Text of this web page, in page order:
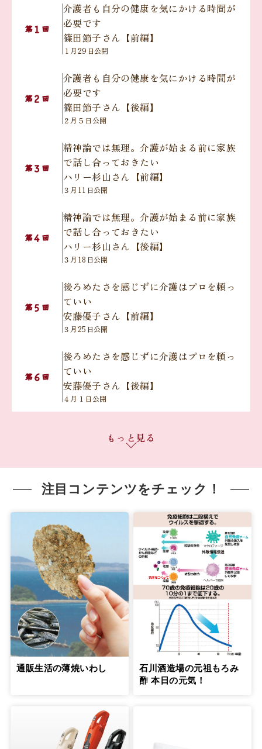
第１ 回
介護者も自分の健康を気にかける時間が
必要です
篠田節子さん【前編】
１月29日公開
第２ 回
介護者も自分の健康を気にかける時間が
必要です
篠田節子さん【後編】
２月５日公開
第３ 回
精神論では無理。介護が始まる前に家族
で話し合っておきたい
ハリー杉山さん【前編】
３月11日公開
第４ 回
精神論では無理。介護が始まる前に家族
で話し合っておきたい
ハリー杉山さん【後編】
３月18日公開
第５ 回
後ろめたさを感じずに介護はプロを頼っ
ていい
安藤優子さん【前編】
３月25日公開
第６ 回
後ろめたさを感じずに介護はプロを頼っ
ていい
安藤優子さん【後編】
４月１日公開
ム介護』を実践
４月15日公開
第８回
無理のない役割分担で『きょうだいチー
ム介護』を実践
岸本葉子さん【後編】
４月22日公開
第 回
元気なうちに延命治療について希望を聞
いておくべきです
盛田隆二さん【前編】
５月21日公開
第10回
元気なうちに延命治療について希望を聞
いておくべきです
盛田隆二さん【後編】
で、罪悪感から解放された
信友直子さん【前編】
６月21日公開
もっと見る
注目コンテンツをチェック！
通販生活の薄焼いわし
石川酒造場の元祖もろみ
酢 本日の元気！